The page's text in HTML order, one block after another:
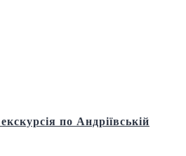
по Андріївській